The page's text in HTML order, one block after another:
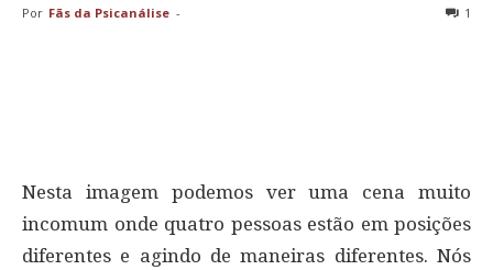
Por Fãs da Psicanálise - 1
Nesta imagem podemos ver uma cena muito
incomum onde quatro pessoas estão em posições
diferentes e agindo de maneiras diferentes. Nós